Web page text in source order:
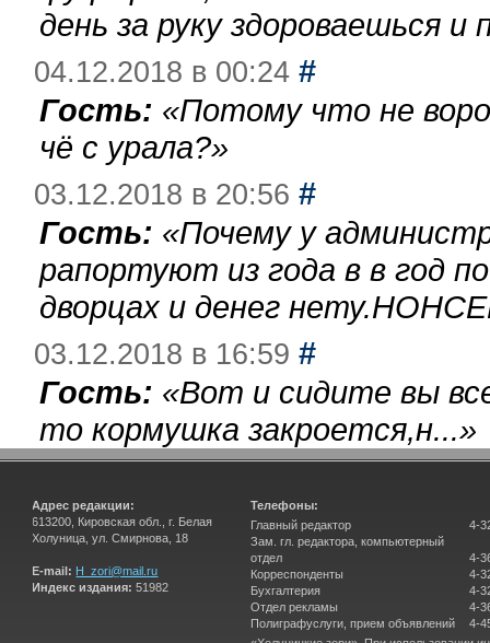
день за руку здороваешься
04.12.2018 в 00:24 #
Гость: «Потому что не
чё с урала?»
03.12.2018 в 20:56 #
Гость: «Почему у
рапортуют из года в в год
дворцах и денег
03.12.2018 в 16:59 #
Гость: «Вот и сидите вы
то кормушка закроется,н...»
Адрес редакции:
613200, Кировская обл., г. Белая
Холуница, ул. Смирнова, 18
E-mail: H_zori@mail.ru
Индекс издания: 51982
Телефоны:
Главный редактор
Зам. гл. редактора, компьютерный
отдел
Корреспонденты
Бухгалтерия
Отдел рекламы
Полиграфуслуги, прием объявлений
4-
4-
4-
4-
4-
4-